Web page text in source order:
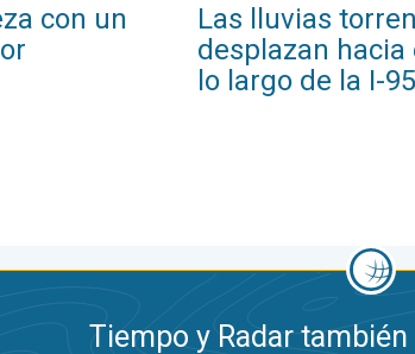
con un
Las lluvias
desplazan hacia
lo largo de la I-95
Tiempo y Radar